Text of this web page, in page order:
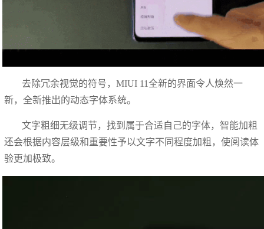
去除冗余视觉的符号，MIUI 11全新的界面令人焕然一
新，全新推出的动态字体系统。
文字粗细无级调节，找到属于合适自己的字体，智能加粗
还会根据内容层级和重要性予以文字不同程度加粗，使阅读体
验更加极致。